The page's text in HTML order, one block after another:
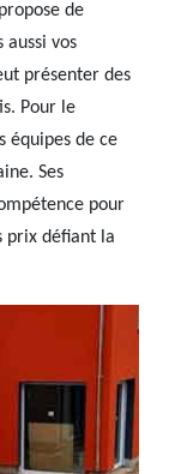
de
vos
présenter des
Pour le
équipes de ce
Ses
pour
prix défiant la